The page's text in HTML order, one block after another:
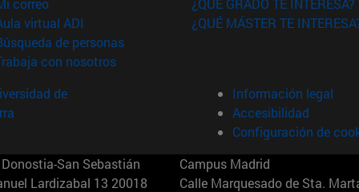
correo
virtual ADI (abre en nueva ventana)
de personas(abre en nueva ventana)
con nosotros(abre en nueva ventana)
¿QUÉ GRADO TE INTERESA?
¿QUÉ MÁSTER TE
de
Información legal
Accesibilidad
Configuración de
San Sebastián
Lardizabal 13 20018
Campus Madrid
Calle Marquesado de Sta.